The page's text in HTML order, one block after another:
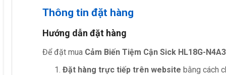
Thông tin đặt hàng
Hướng dẫn đặt hàng
Để đặt mua Cảm Biến Tiệm Cận Sick HL18G-
Đặt hàng trực tiếp trên website bằng cách